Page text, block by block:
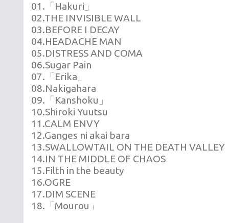
01.「Hakuri」
02.THE INVISIBLE WALL
03.BEFORE I DECAY
04.HEADACHE MAN
05.DISTRESS AND COMA
06.Sugar Pain
07.「Erika」
08.Nakigahara
09.「Kanshoku」
10.Shiroki Yuutsu
11.CALM ENVY
12.Ganges ni akai bara
13.SWALLOWTAIL ON THE DEATH VALLEY
14.IN THE MIDDLE OF CHAOS
15.Filth in the beauty
16.OGRE
17.DIM SCENE
18.「Mourou」